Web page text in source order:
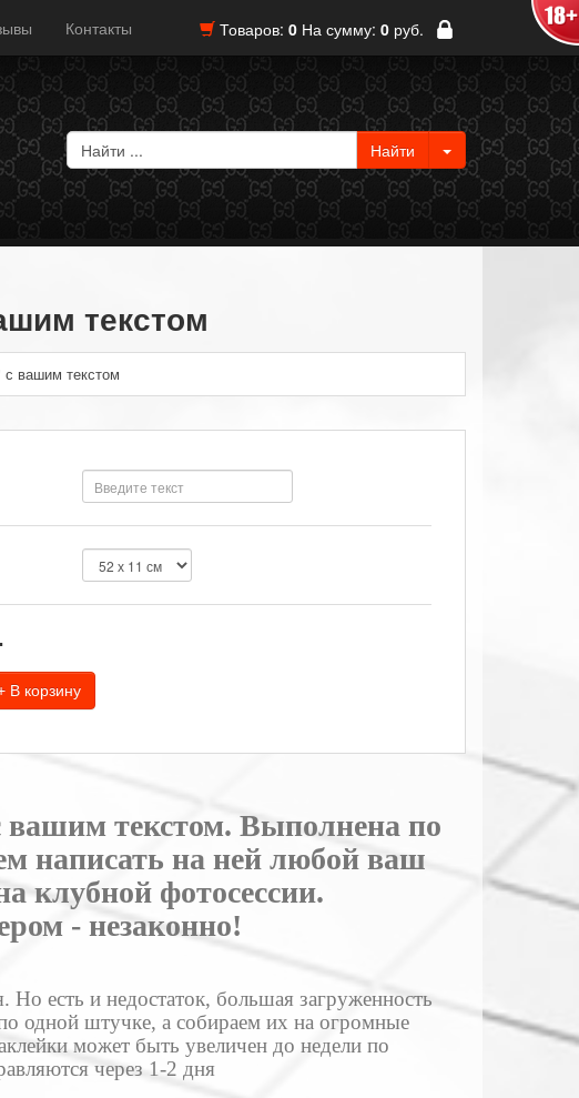
Товаров: 0 На сумму: 0 руб.
Контакты
текстом
вашим текстом
В корзину
вашим текстом. Выполнена по
на ней любой ваш
клубной фотосессии.
- незаконно!
Но есть и недостаток, большая загруженность
одной штучке, а собираем их на огромные
может быть увеличен до недели по
через 1-2 дня